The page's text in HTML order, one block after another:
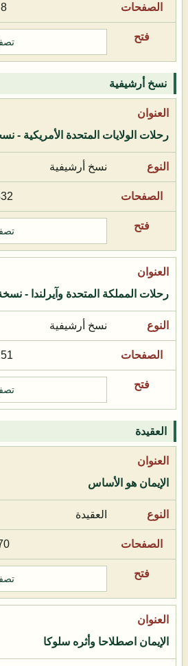
8
نسخ أرشيفية
رحلات الولايات المتحدة الأمريكية -
نسخ أرشيفية
رحلات المملكة المتحدة وآيرلندا -
نسخ أرشيفية
العقيدة
الإيمان هو الأساس
العقيدة
الإيمان اصطلاحا وأثره سلوكا